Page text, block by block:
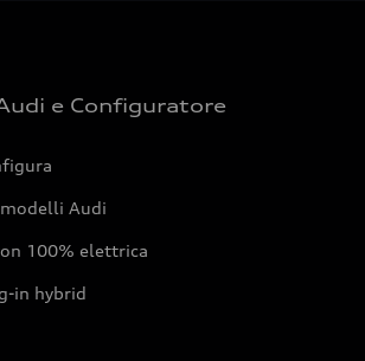
e Configuratore
Audi
100% elettrica
in hybrid